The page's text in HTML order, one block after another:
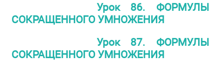
Урок 86. ФОРМУЛЫ
СОКРАЩЕННОГО УМНОЖЕНИЯ
Урок 87. ФОРМУЛЫ
СОКРАЩЕННОГО УМНОЖЕНИЯ